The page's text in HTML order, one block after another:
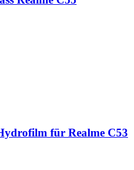
für Realme C53